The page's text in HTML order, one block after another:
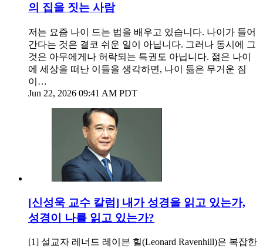
의 집을 짓는 사람
저는 요즘 나이 드는 법을 배우고 있습니다. 나이가 들어
간다는 것은 결코 쉬운 일이 아닙니다. 그러나 동시에 그
것은 아무에게나 허락되는 특권도 아닙니다. 젊은 나이
에 세상을 떠난 이들을 생각하면, 나이 듦은 무거운 짐
이…
Jun 22, 2026 09:41 AM PDT
[신성욱 교수 칼럼] 내가 성경을 읽고 있는가,
성경이 나를 읽고 있는가?
[1] 설교자 레너드 레이븐 힐(Leonard Ravenhill)은 복잡한